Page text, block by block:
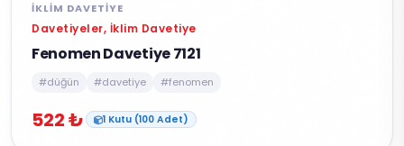
İKLIM DAVETIYE
Davetiyeler, İklim Davetiye
Fenomen Davetiye 7121
#düğün #davetiye #fenomen
522 ₺ 1 Kutu (100 Adet)